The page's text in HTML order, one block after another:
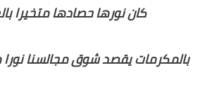
كان نورها حصادها متخيرا
بالمكرمات يقصد شوق مجالسنا نورا